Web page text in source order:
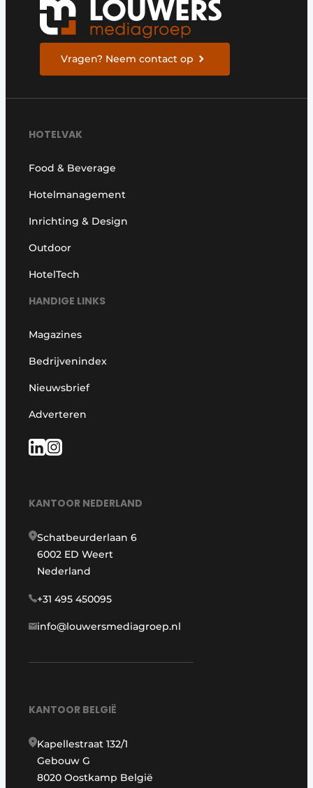
Vragen? Neem contact op
HOTELVAK
Food & Beverage
Hotelmanagement
Inrichting & Design
Outdoor
HotelTech
HANDIGE LINKS
Magazines
Bedrijvenindex
Nieuwsbrief
Adverteren
KANTOOR NEDERLAND
Schatbeurderlaan 6
6002 ED Weert
Nederland
+31 495 450095
info@louwersmediagroep.nl
KANTOOR BELGIË
Kapellestraat 132/1
Gebouw G
8020 Oostkamp België